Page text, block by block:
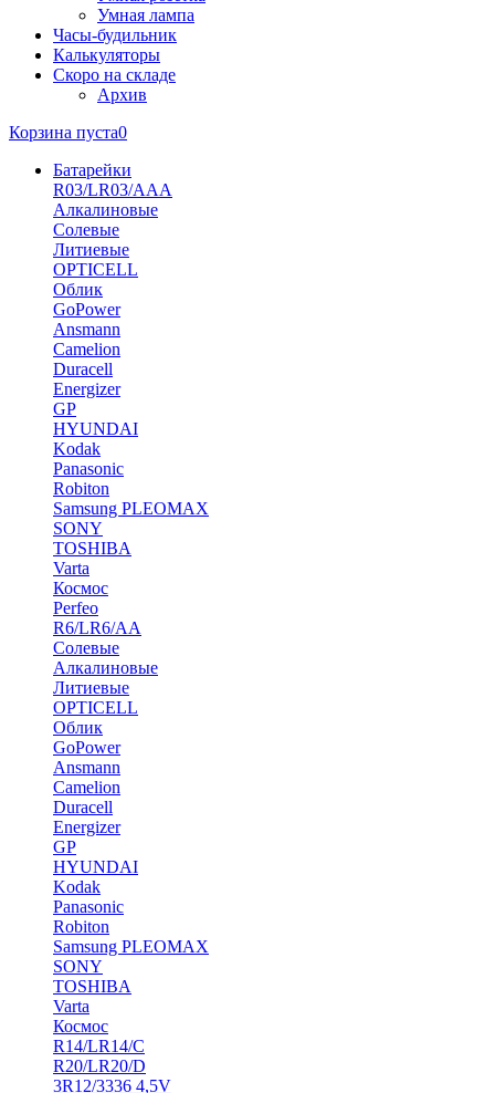
Умная лампа
Часы-будильник
Калькуляторы
Скоро на складе
Архив
Корзина пуста0
Батарейки
R03/LR03/AAA
Алкалиновые
Солевые
Литиевые
OPTICELL
Облик
GoPower
Ansmann
Camelion
Duracell
Energizer
GP
HYUNDAI
Kodak
Panasonic
Robiton
Samsung PLEOMAX
SONY
TOSHIBA
Varta
Космос
Perfeo
R6/LR6/AA
Солевые
Алкалиновые
Литиевые
OPTICELL
Облик
GoPower
Ansmann
Camelion
Duracell
Energizer
GP
HYUNDAI
Kodak
Panasonic
Robiton
Samsung PLEOMAX
SONY
TOSHIBA
Varta
Космос
R14/LR14/C
R20/LR20/D
3R12/3336 4,5V